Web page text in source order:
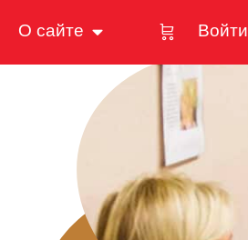
О сайте Войти